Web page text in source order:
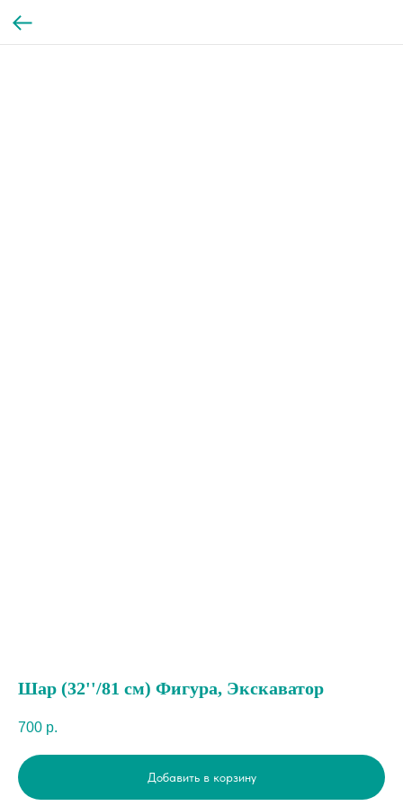
Шар (32''/81 см) Фигура, Экскаватор
700 р.
Добавить в корзину